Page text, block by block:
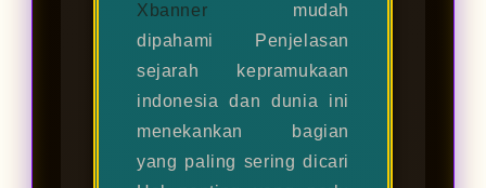
Xbanner mudah
dipahami Penjelasan
sejarah kepramukaan
indonesia dan dunia ini
menekankan bagian
yang paling sering dicari